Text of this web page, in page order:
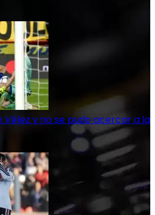
y no se pudo acercar a la